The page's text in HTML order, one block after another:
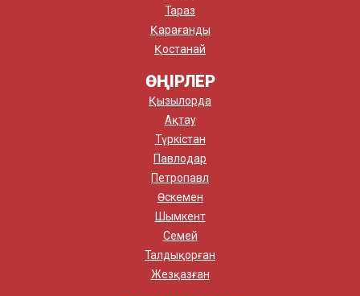
Тараз
Қарағанды
Қостанай
ӨҢІРЛЕР
Қызылорда
Ақтау
Түркістан
Павлодар
Петропавл
Өскемен
Шымкент
Семей
Талдықорған
Жезқазған